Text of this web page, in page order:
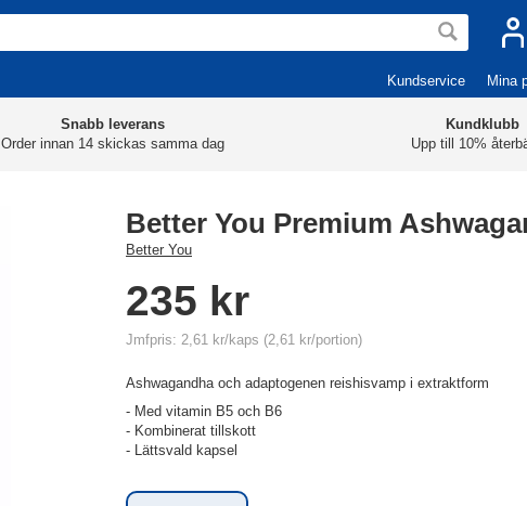
Kundservice Mina
Snabb leverans
Order innan 14 skickas samma dag
Kundklubb
Upp till 10%
Better You Premium
Better You
235 kr
Jmfpris: 2,61 kr/kaps (2,61 kr/portion)
Ashwagandha och adaptogenen reishisvamp i extraktform
- Med vitamin B5 och B6
- Kombinerat tillskott
- Lättsvald kapsel